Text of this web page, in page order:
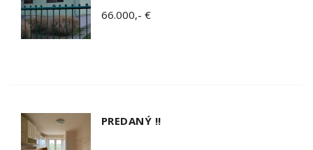
66.000,- €
PREDANÝ !!